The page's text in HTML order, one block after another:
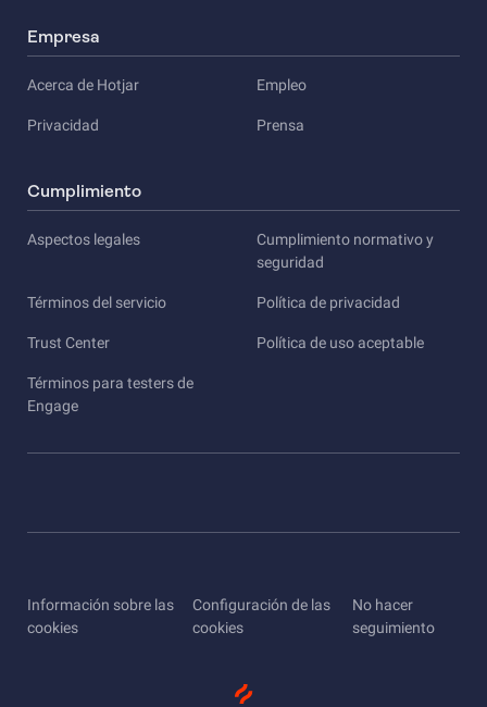
Empresa
Acerca de Hotjar Empleo
Privacidad Prensa
Cumplimiento
Aspectos legales
Cumplimiento normativo y
seguridad
Términos del servicio Política de privacidad
Trust Center Política de uso aceptable
Términos para testers de
Engage
Información sobre las
cookies
Configuración de las
cookies
No hacer
seguimiento